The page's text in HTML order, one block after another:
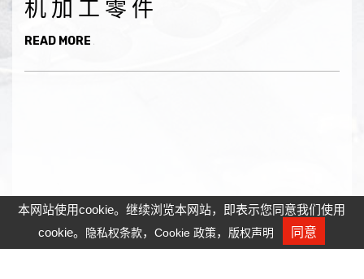
机加工零件
READ MORE
人才招募
本网站使用cookie。继续浏览本网站，即表示您同意我们使用
cookie。
隐私权条款，Cookie 政策， 版权声明 同意